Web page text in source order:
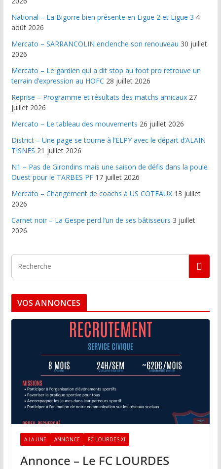
National – La Bigorre bien présente en Ligue 2 et Ligue 3 4
août 2026
Mercato – SARRANCOLIN enclenche son renouveau 30 juillet
2026
Mercato – Le gardien qui a dit stop au foot pro retrouve un
terrain d’expression au HOFC 28 juillet 2026
Reprise – Programme et résultats des matchs amicaux 27
juillet 2026
Mercato – Le tableau des mouvements 26 juillet 2026
District – Une page se tourne à l’ELPY avec le départ d’ALAIN
TISNES 21 juillet 2026
N1 – Pas de Girondins mais une saison de défis dans la poule
Ouest pour le TARBES PF 17 juillet 2026
Mercato – Changement de coachs à US COTEAUX 13 juillet
2026
Carnet noir – La Gespe perd l’un de ses bâtisseurs 3 juillet
2026
VOS ANNONCES
A LA UNE ANNONCE FC LOURDES XI
Annonce – Le FC LOURDES